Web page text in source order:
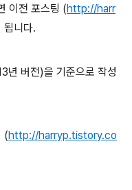
이전 포스팅 (http://harr
됩니다.
년 버전)을 기준으로 작성
(http://harryp.tistory.co